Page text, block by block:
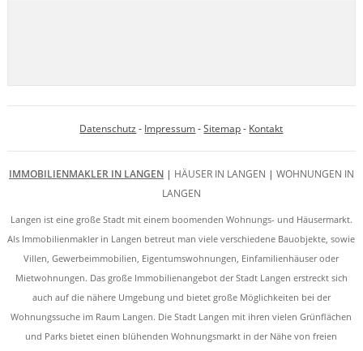
Datenschutz - Impressum-Sitemap- Kontakt
IMMOBILIENMAKLER IN LANGEN| HÄUSER IN LANGEN | WOHNUNGEN IN
LANGEN
Langen ist eine große Stadt mit einem boomenden Wohnungs- und Häusermarkt.
Als Immobilienmakler in Langen betreut man viele verschiedene Bauobjekte, sowie
Villen, Gewerbeimmobilien, Eigentumswohnungen, Einfamilienhäuser oder
Mietwohnungen. Das große Immobilienangebot der Stadt Langen erstreckt sich
auch auf die nähere Umgebung und bietet große Möglichkeiten bei der
Wohnungssuche im Raum Langen. Die Stadt Langen mit ihren vielen Grünflächen
und Parks bietet einen blühenden Wohnungsmarkt in der Nähe von freien